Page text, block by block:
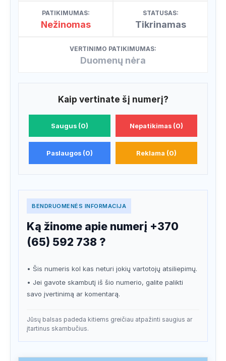
PATIKIMUMAS:
Nežinomas
STATUSAS:
Tikrinamas
VERTINIMO PATIKIMUMAS:
Duomenų nėra
Kaip vertinate šį numerį?
Saugus (0) Nepatikimas (0)
Paslaugos (0) Reklama (0)
BENDRUOMENĖS INFORMACIJA
Ką žinome apie numerį +370
(65) 592 738 ?
• Šis numeris kol kas neturi jokių vartotojų atsiliepimų.
• Jei gavote skambutį iš šio numerio, galite palikti
savo įvertinimą ar komentarą.
Jūsų balsas padeda kitiems greičiau atpažinti saugius ar
įtartinus skambučius.